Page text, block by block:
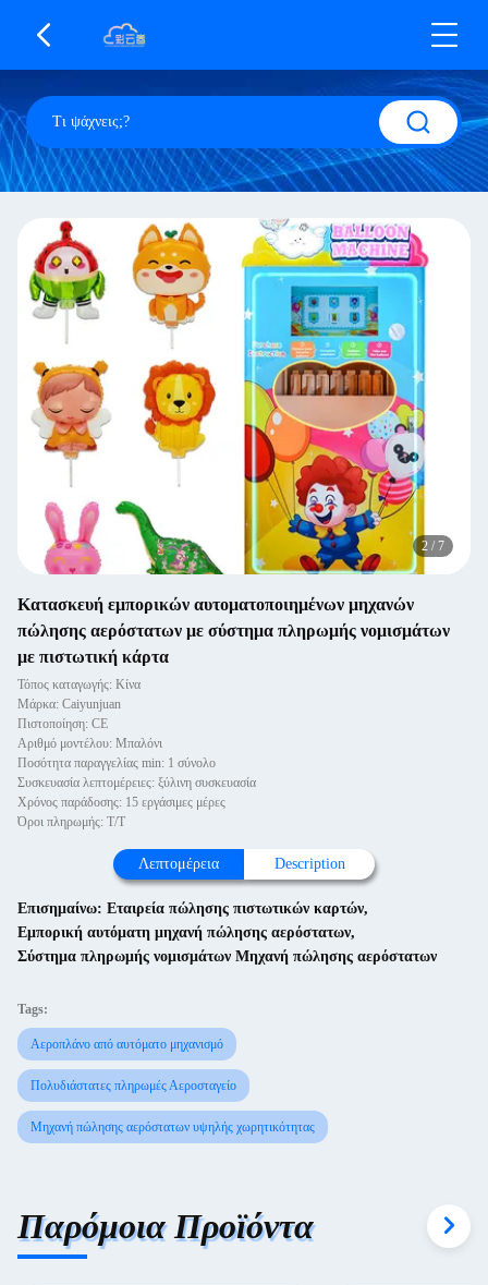
2 / 7
Κατασκευή εμπορικών αυτοματοποιημένων μηχανών
πώλησης αερόστατων με σύστημα πληρωμής νομισμάτων
με πιστωτική κάρτα
Τόπος καταγωγής: Κίνα
Μάρκα: Caiyunjuan
Πιστοποίηση: CE
Αριθμό μοντέλου: Μπαλόνι
Ποσότητα παραγγελίας min: 1 σύνολο
Συσκευασία λεπτομέρειες: ξύλινη συσκευασία
Χρόνος παράδοσης: 15 εργάσιμες μέρες
Όροι πληρωμής: Τ/Τ
Λεπτομέρεια Description
Επισημαίνω: Εταιρεία πώλησης πιστωτικών καρτών,
Εμπορική αυτόματη μηχανή πώλησης αερόστατων,
Σύστημα πληρωμής νομισμάτων Μηχανή πώλησης αερόστατων
Tags:
Αεροπλάνο από αυτόματο μηχανισμό
Πολυδιάστατες πληρωμές Αεροσταγείο
Μηχανή πώλησης αερόστατων υψηλής χωρητικότητας
Παρόμοια Προϊόντα